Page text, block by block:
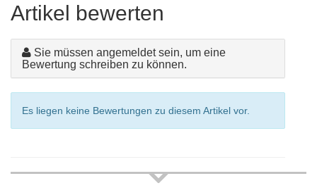
Artikel bewerten
Sie müssen angemeldet sein, um eine
Bewertung schreiben zu können.
Es liegen keine Bewertungen zu diesem Artikel vor.